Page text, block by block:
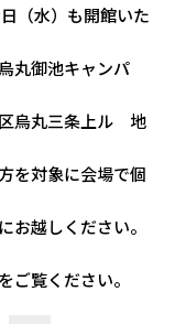
も開館いた
御池キャンパ
三条上ル 地
を対象に会場で個
お越しください。
ご覧ください。